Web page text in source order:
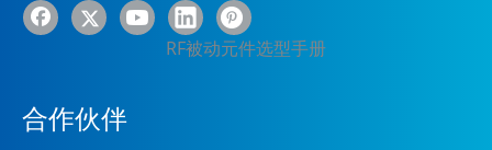
RF被动元件选型手册
合作伙伴